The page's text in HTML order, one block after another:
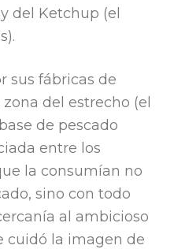
del Ketchup (el
sus fábricas de
del estrecho (el
de pescado
entre los
la consumían no
sino con todo
al ambicioso
cuidó la imagen de